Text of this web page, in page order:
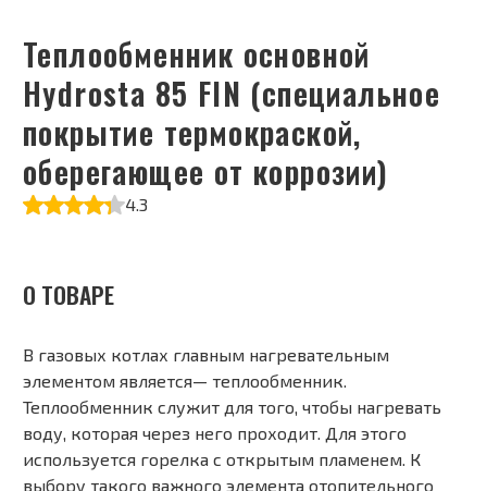
Теплообменник основной
Hydrosta 85 FIN (специальное
покрытие термокраской,
оберегающее от коррозии)
4.3
О ТОВАРЕ
В газовых котлах главным нагревательным
элементом является— теплообменник.
Теплообменник служит для того, чтобы нагревать
воду, которая через него проходит. Для этого
используется горелка с открытым пламенем. К
выбору такого важного элемента отопительного